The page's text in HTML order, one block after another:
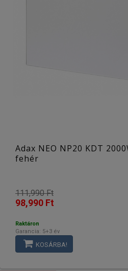
Adax NEO NP20 KDT
fehér
111,990 Ft
98,990 Ft
Raktáron
Garancia: 5+3 év
KOSÁRBA!